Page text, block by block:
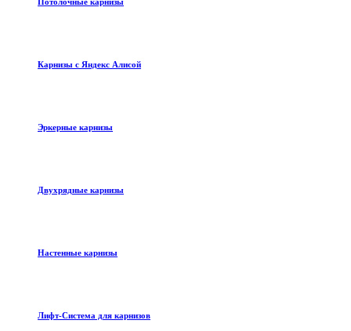
Карнизы с Яндекс Алисой
Эркерные карнизы
Двухрядные карнизы
Настенные карнизы
Лифт-Система для карнизов